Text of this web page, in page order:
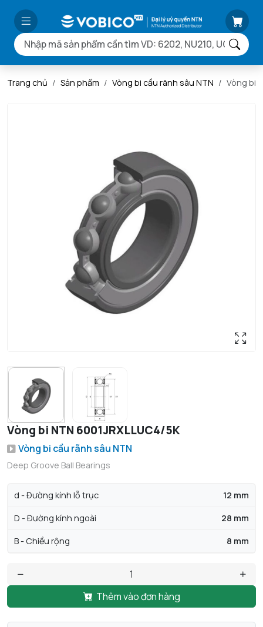
Trang chủ Sản phẩm Vòng bi cầu rãnh sâu NTN Vòng bi
Vòng bi NTN 6001JRXLLUC4/5K
Vòng bi cầu rãnh sâu NTN
Deep Groove Ball Bearings
d - Đường kính lỗ trục 12 mm
D - Đường kính ngoài 28 mm
B - Chiều rộng 8 mm
Thêm vào đơn hàng